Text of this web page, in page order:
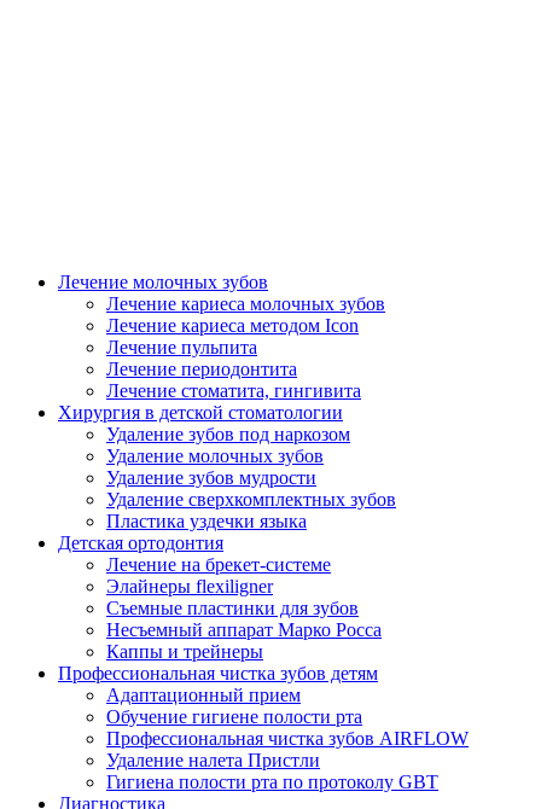
Лечение молочных зубов
Лечение кариеса молочных зубов
Лечение кариеса методом Icon
Лечение пульпита
Лечение периодонтита
Лечение стоматита, гингивита
Хирургия в детской стоматологии
Удаление зубов под наркозом
Удаление молочных зубов
Удаление зубов мудрости
Удаление сверхкомплектных зубов
Пластика уздечки языка
Детская ортодонтия
Лечение на брекет-системе
Элайнеры flexiligner
Съемные пластинки для зубов
Несъемный аппарат Марко Росса
Каппы и трейнеры
Профессиональная чистка зубов детям
Адаптационный прием
Обучение гигиене полости рта
Профессиональная чистка зубов AIRFLOW
Удаление налета Пристли
Гигиена полости рта по протоколу GBT
Диагностика